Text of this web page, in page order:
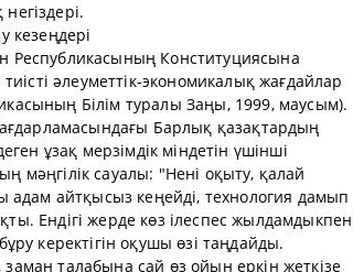
кезеңдері
Республикасының Конституциясына
әлеуметтік-экономикалық жағдайлар
Білім туралы Заңы, 1999, маусым).
Барлық қазақтардың
ұзақ мерзімдік міндетін үшінші
мәңгілік сауалы: "Нені оқыту, қалай
адам айтқысыз кеңейді, технология дамып
Ендігі жерде көз ілеспес жылдамдыкпен
керектігін оқушы өзі таңдайды.
талабына сай өз ойын еркін жеткізе